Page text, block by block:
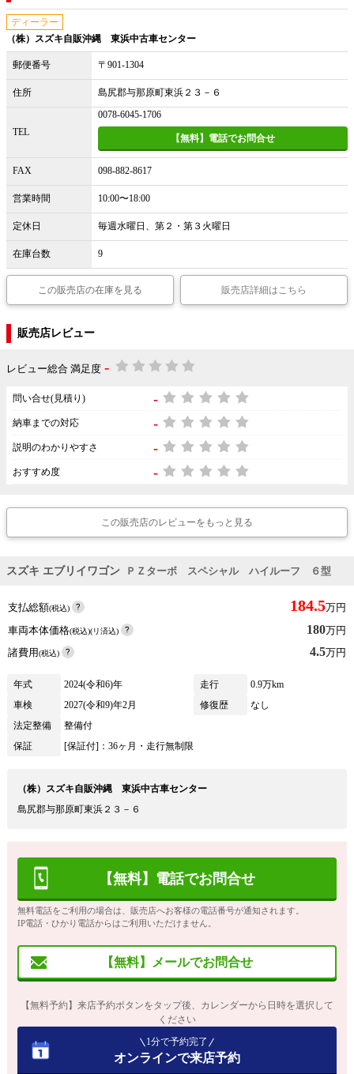
ディーラー
（株）スズキ自販沖縄 東浜中古車センター
郵便番号 〒901-1304
住所 島尻郡与那原町東浜２３－６
TEL
0078-6045-1706
【無料】電話でお問合せ
FAX 098-882-8617
営業時間 10:00〜18:00
定休日 毎週水曜日、第２・第３火曜日
在庫台数 9
この販売店の在庫を見る 販売店詳細はこちら
販売店レビュー
レビュー総合 満足度 -
問い合せ(見積り) -
納車までの対応 -
説明のわかりやすさ -
おすすめ度 -
この販売店のレビューをもっと見る
スズキ エブリイワゴン ＰＺターボ スペシャル ハイルーフ ６型
支払総額(税込) 184.5万円
車両本体価格(税込)(リ済込) 180万円
諸費用(税込) 4.5万円
年式 2024(令和6)年 走行
0.9万km
車検
2027(令和9)年2月 修復歴
なし
法定整備
整備付
保証
[保証付]：36ヶ月・走行無制限
（株）スズキ自販沖縄 東浜中古車センター
島尻郡与那原町東浜２３－６
【無料】電話でお問合せ
無料電話をご利用の場合は、販売店へお客様の電話番号が通知されます。
IP電話・ひかり電話からはご利用いただけません。
【無料】メールでお問合せ
【無料予約】来店予約ボタンをタップ後、カレンダーから日時を選択して
ください
1分で予約完了
オンラインで来店予約